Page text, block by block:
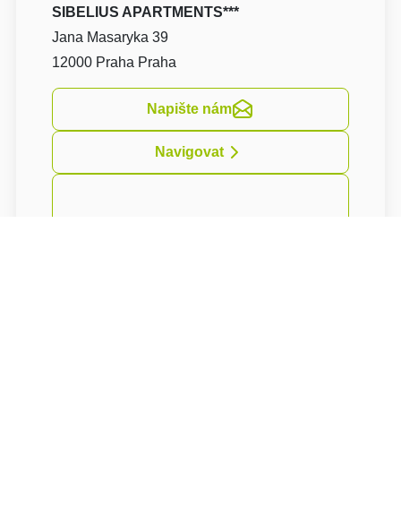
SIBELIUS APARTMENTS***
Jana Masaryka 39
12000 Praha Praha
Napište nám
Navigovat